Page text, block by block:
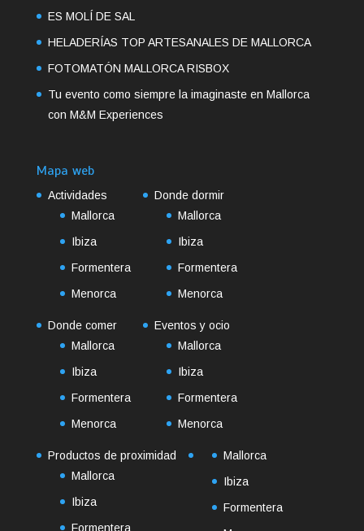
ES MOLÍ DE SAL
HELADERÍAS TOP ARTESANALES DE MALLORCA
FOTOMATÓN MALLORCA RISBOX
Tu evento como siempre la imaginaste en Mallorca
con M&M Experiences
Mapa web
Actividades
Mallorca
Ibiza
Formentera
Menorca
Donde dormir
Mallorca
Ibiza
Formentera
Menorca
Donde comer
Mallorca
Ibiza
Formentera
Menorca
Eventos y ocio
Mallorca
Ibiza
Formentera
Menorca
Productos de proximidad
Mallorca
Ibiza
Formentera
Mallorca
Ibiza
Formentera